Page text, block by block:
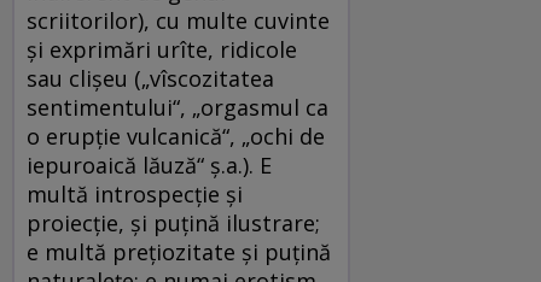
scriitorilor), cu multe cuvinte
şi exprimări urîte, ridicole
sau clişeu („vîscozitatea
sentimentului“, „orgasmul ca
o erupţie vulcanică“, „ochi de
iepuroaică lăuză“ ş.a.). E
multă introspecţie şi
proiecţie, şi puţină ilustrare;
e multă preţiozitate şi puţină